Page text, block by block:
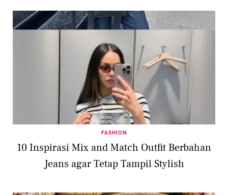
FASHION
10 Inspirasi Mix and Match Outfit Berbahan
Jeans agar Tetap Tampil Stylish